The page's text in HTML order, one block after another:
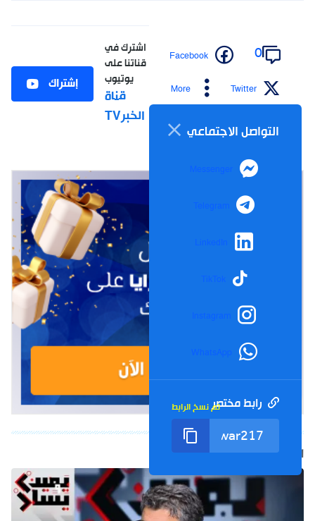
0
Facebook
Twitter
More
التواصل الاجتماعي
Messenger
Telegram
LinkedIn
TikTok
Instagram
WhatsApp
رابط مختصرتم نسخ الرابط
اشترك في
قناتنا على
يوتيوب
قناة
الخبرTV
إشتراك
الفيديو التالي